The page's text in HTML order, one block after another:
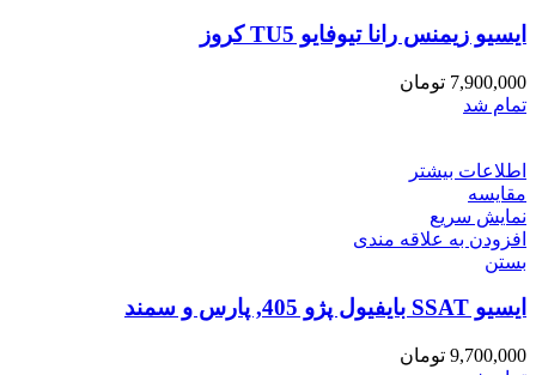
ایسیو زیمنس رانا تیوفایو TU5 کروز
7,900,000 تومان
تمام شد
اطلاعات بیشتر
مقایسه
نمایش سریع
افزودن به علاقه مندی
بستن
ایسیو SSAT بایفیول پژو 405, پارس و سمند
9,700,000 تومان